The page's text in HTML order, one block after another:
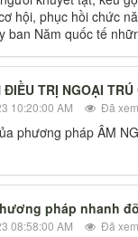
hội, phục hồi chức
ban Năm quốc tế
ĐIỀU TRỊ NGOẠI
10:20:00 AM Đã
phương pháp ÂM
pháp nhanh
08:58:00 AM Đã